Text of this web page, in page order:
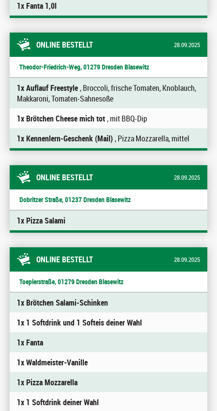
1x Fanta 1,0l
ONLINE BESTELLT 28.09.2025
Theodor-Friedrich-Weg, 01279 Dresden Blasewitz
1x Auflauf Freestyle, Broccoli, frische Tomaten, Knoblauch,
Makkaroni, Tomaten-Sahnesoße
1x Brötchen Cheese mich tot, mit BBQ-Dip
1x Kennenlern-Geschenk (Mail), Pizza Mozzarella, mittel
ONLINE BESTELLT 28.09.2025
Dobritzer Straße, 01237 Dresden Blasewitz
1x Pizza Salami
ONLINE BESTELLT 28.09.2025
Toeplerstraße, 01279 Dresden Blasewitz
1x Brötchen Salami-Schinken
1x 1 Softdrink und 1 Softeis deiner Wahl
1x Fanta
1x Waldmeister-Vanille
1x Pizza Mozzarella
1x 1 Softdrink deiner Wahl